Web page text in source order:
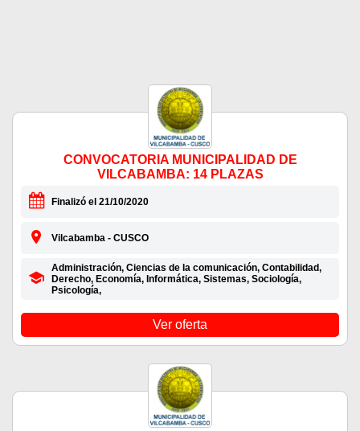
CONVOCATORIA MUNICIPALIDAD DE
VILCABAMBA: 14 PLAZAS
Finalizó el 21/10/2020
Vilcabamba - CUSCO
Administración, Ciencias de la comunicación, Contabilidad,
Derecho, Economía, Informática, Sistemas, Sociología,
Psicología,
Ver oferta